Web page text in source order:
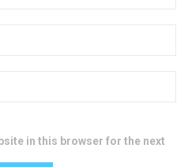
in this browser for the next